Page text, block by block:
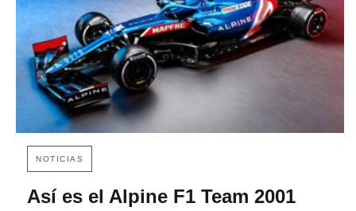
NOTICIAS
Así es el Alpine F1 Team 2001